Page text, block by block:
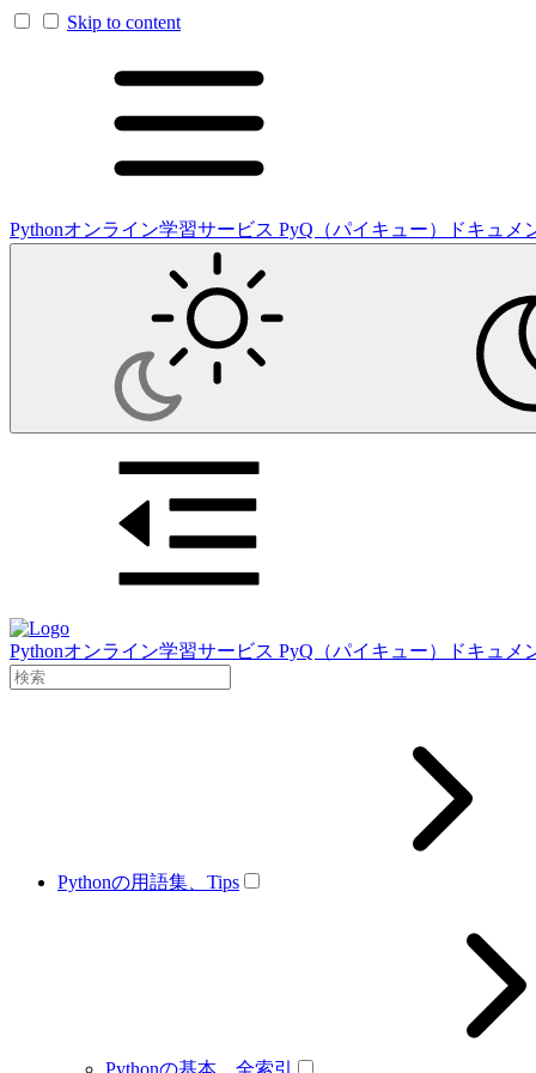
Skip to content
Pythonオンライン学習サービス PyQ（パイキュー）ドキュメ
Pythonオンライン学習サービス PyQ（パイキュー）ドキュメ
Pythonの用語集、Tips
Pythonの基本、全索引